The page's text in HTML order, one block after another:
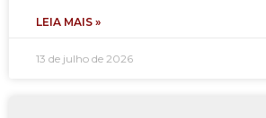
LEIA MAIS »
13 de julho de 2026